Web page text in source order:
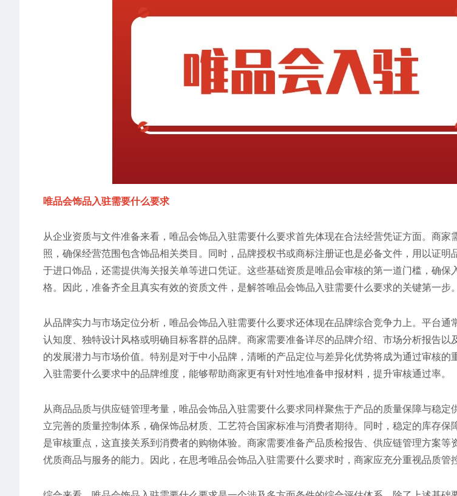
唯品会饰品入驻需要什么要求
从企业资质与文件准备来看，唯品会饰品入驻需要什么要求首先体现在合法经营凭证方面。商家
照，确保经营范围包含饰品相关类目。同时，品牌授权书或商标注册证也是必备文件，用以证明
于进口饰品，还需提供海关报关单等进口凭证。这些基础资质是唯品会审核的第一道门槛，确保
格。因此，准备齐全且真实有效的资质文件，是解答唯品会饰品入驻需要什么要求的关键第一步。
从品牌实力与市场定位分析，唯品会饰品入驻需要什么要求还体现在品牌综合竞争力上。平台通
认知度、独特设计风格或明确目标客群的品牌。商家需要准备详尽的品牌介绍、市场分析报告以
的发展潜力与市场价值。特别是对于中小品牌，清晰的产品定位与差异化优势将成为通过审核的
入驻需要什么要求中的品牌维度，能够帮助商家更有针对性地准备申报材料，提升审核通过率。
从商品品质与供应链管理考量，唯品会饰品入驻需要什么要求同样聚焦于产品的质量保障与稳定
立完善的质量控制体系，确保饰品材质、工艺符合国家标准与消费者期待。同时，稳定的库存保
是审核重点，这直接关系到消费者的购物体验。商家需要准备产品质检报告、供应链管理方案等
优质商品与服务的能力。因此，在思考唯品会饰品入驻需要什么要求时，商家应充分重视品质管